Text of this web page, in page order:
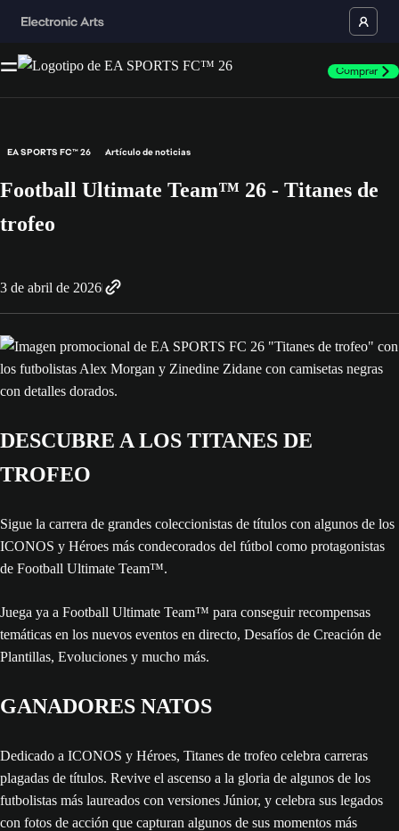
Comprar
EA SPORTS FC™ 26 Artículo de noticias
Football Ultimate Team™ 26 - Titanes de
trofeo
3 de abril de 2026
DESCUBRE A LOS TITANES DE
TROFEO
Sigue la carrera de grandes coleccionistas de títulos con algunos de los
ICONOS y Héroes más condecorados del fútbol como protagonistas
de Football Ultimate Team™.
Juega ya a Football Ultimate Team™ para conseguir recompensas
temáticas en los nuevos eventos en directo, Desafíos de Creación de
Plantillas, Evoluciones y mucho más.
GANADORES NATOS
Dedicado a ICONOS y Héroes, Titanes de trofeo celebra carreras
plagadas de títulos. Revive el ascenso a la gloria de algunos de los
futbolistas más laureados con versiones Júnior, y celebra sus legados
con fotos de acción que capturan algunos de sus momentos más